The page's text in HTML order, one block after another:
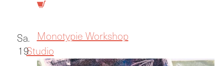
Sa.
19
Monotypie Workshop
Studio